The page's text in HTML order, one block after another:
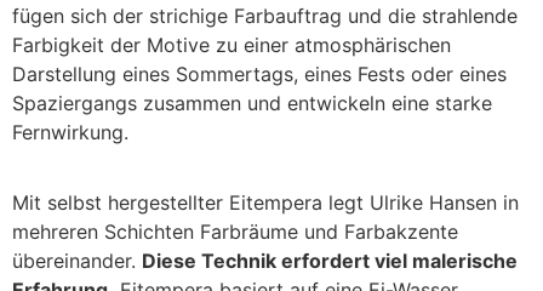
fügen sich der strichige Farbauftrag und die strahlende
Farbigkeit der Motive zu einer atmosphärischen
Darstellung eines Sommertags, eines Fests oder eines
Spaziergangs zusammen und entwickeln eine starke
Fernwirkung.
Mit selbst hergestellter Eitempera legt Ulrike Hansen in
mehreren Schichten Farbräume und Farbakzente
übereinander. Diese Technik erfordert viel malerische